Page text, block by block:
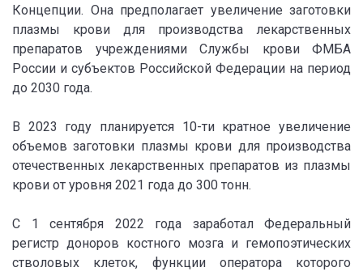
Концепции. Она предполагает увеличение заготовки
плазмы крови для производства лекарственных
препаратов учреждениями Службы крови ФМБА
России и субъектов Российской Федерации на период
до 2030 года.
В 2023 году планируется 10-ти кратное увеличение
объемов заготовки плазмы крови для производства
отечественных лекарственных препаратов из плазмы
крови от уровня 2021 года до 300 тонн.
С 1 сентября 2022 года заработал Федеральный
регистр доноров костного мозга и гемопоэтических
стволовых клеток, функции оператора которого